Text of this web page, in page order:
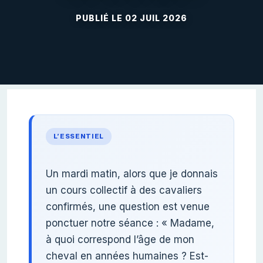
02 JUIL 2026
L’ESSENTIEL
Un mardi matin, alors que je donnais
un cours collectif à des cavaliers
confirmés, une question est venue
ponctuer notre séance : « Madame,
à quoi correspond l’âge de mon
cheval en années humaines ? Est-